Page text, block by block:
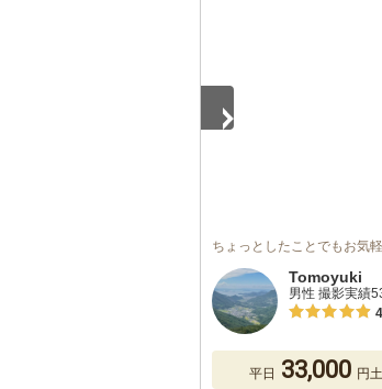
ちょっとしたことでもお気
Tomoyuki
男性 撮影実績
平日 33,000 円